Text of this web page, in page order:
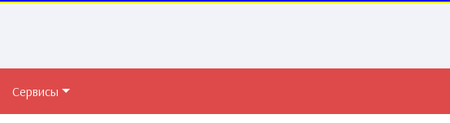
Сервисы